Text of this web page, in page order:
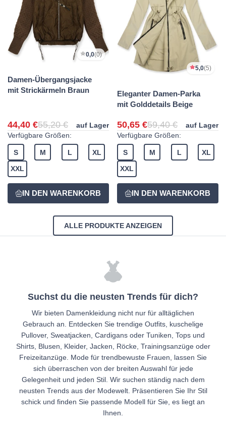
0,0(0)
Damen-Übergangsjacke
mit Strickärmeln Braun
44,40 €55,20 €
auf Lager
Verfügbare Größen:
S M L XL
XXL
5,0(5)
Eleganter Damen-Parka
mit Golddetails Beige
50,65 €59,40 €
auf Lager
Verfügbare Größen:
S M L XL
XXL
ALLE PRODUKTE ANZEIGEN
Suchst du die neusten Trends für dich?
Wir bieten Damenkleidung nicht nur für alltäglichen
Gebrauch an. Entdecken Sie trendige Outfits, kuschelige
Pullover, Sweatjacken, Cardigans oder Tuniken, Tops und
Shirts, Blusen, Kleider, Jacken, Röcke, Trainingsanzüge oder
Freizeitanzüge. Mode für trendbewuste Frauen, lassen Sie
sich überraschen von der breiten Auswahl für jede
Gelegenheit und jeden Stil. Wir suchen ständig nach dem
neusten Trends aus der Modewelt. Präsentieren Sie Ihr Stil
schick und finden Sie passende Modell für Sie, es liegt an
Ihnen.